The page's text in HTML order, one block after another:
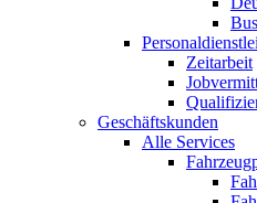
Zeitarbeit
Geschäftskunden
Alle Services